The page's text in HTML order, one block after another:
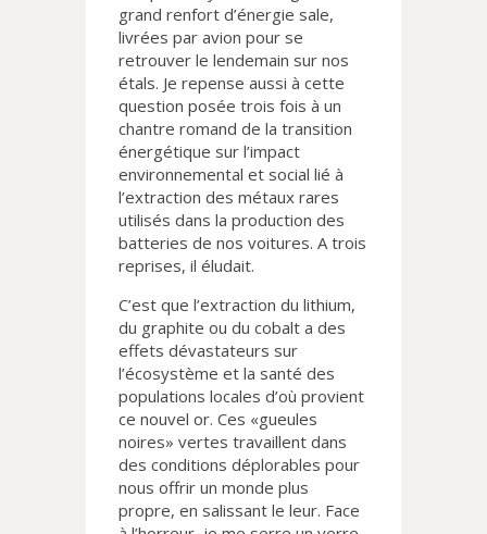
grand renfort d’énergie sale,
livrées par avion pour se
retrouver le lendemain sur nos
étals. Je repense aussi à cette
question posée trois fois à un
chantre romand de la transition
énergétique sur l’impact
environnemental et social lié à
l’extraction des métaux rares
utilisés dans la production des
batteries de nos voitures. A trois
reprises, il éludait.
C’est que l’extraction du lithium,
du graphite ou du cobalt a des
effets dévastateurs sur
l’écosystème et la santé des
populations locales d’où provient
ce nouvel or. Ces «gueules
noires» vertes travaillent dans
des conditions déplorables pour
nous offrir un monde plus
propre, en salissant le leur. Face